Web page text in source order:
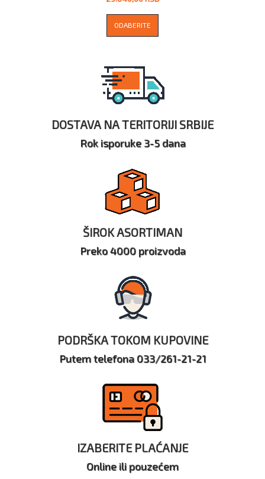
ODABERITE
DOSTAVA NA TERITORIJI SRBIJE
Rok isporuke 3-5 dana
ŠIROK ASORTIMAN
Preko 4000 proizvoda
PODRŠKA TOKOM KUPOVINE
Putem telefona 033/261-21-21
IZABERITE PLAĆANJE
Online ili pouzećem